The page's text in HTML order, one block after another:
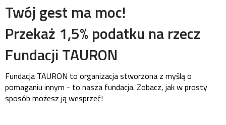
Twój gest ma moc!
Przekaż 1,5% podatku na rzecz
Fundacji TAURON
Fundacja TAURON to organizacja stworzona z myślą o
pomaganiu innym - to nasza fundacja. Zobacz, jak w prosty
sposób możesz ją wesprzeć!